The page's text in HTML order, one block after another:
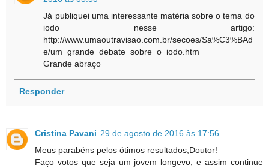
Já publiquei uma interessante matéria sobre o tema do
iodo nesse artigo:
http://www.umaoutravisao.com.br/secoes/Sa%C3%BAd
e/um_grande_debate_sobre_o_iodo.htm
Grande abraço
Responder
Cristina Pavani 29 de agosto de 2016 às 17:56
Meus parabéns pelos ótimos resultados,Doutor!
Faço votos que seja um jovem longevo, e assim continue